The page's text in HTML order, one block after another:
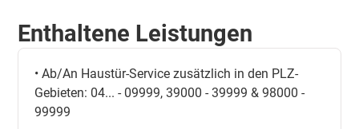
Enthaltene Leistungen
• Ab/An Haustür-Service zusätzlich in den PLZ-
Gebieten: 04... - 09999, 39000 - 39999 & 98000 -
99999